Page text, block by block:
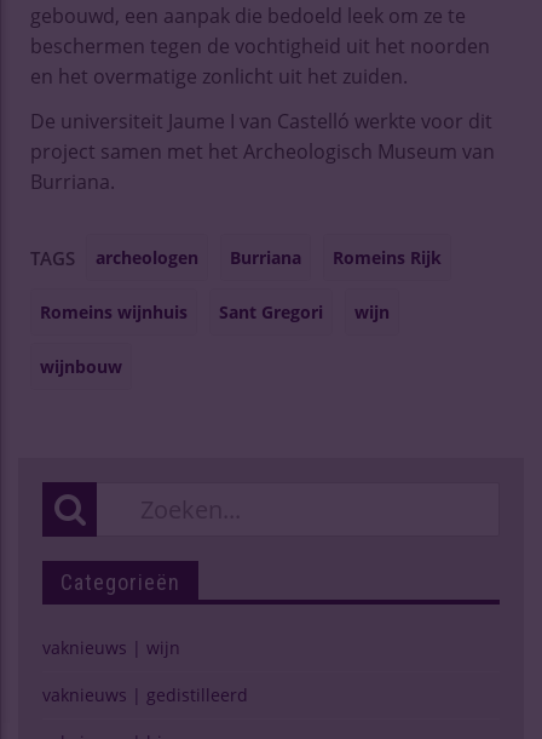
gebouwd, een aanpak die bedoeld leek om ze te
beschermen tegen de vochtigheid uit het noorden
en het overmatige zonlicht uit het zuiden.
De universiteit Jaume I van Castelló werkte voor dit
project samen met het Archeologisch Museum van
Burriana.
TAGS archeologen Burriana Romeins Rijk
Romeins wijnhuis Sant Gregori wijn
wijnbouw
Categorieën
vaknieuws | wijn
vaknieuws | gedistilleerd